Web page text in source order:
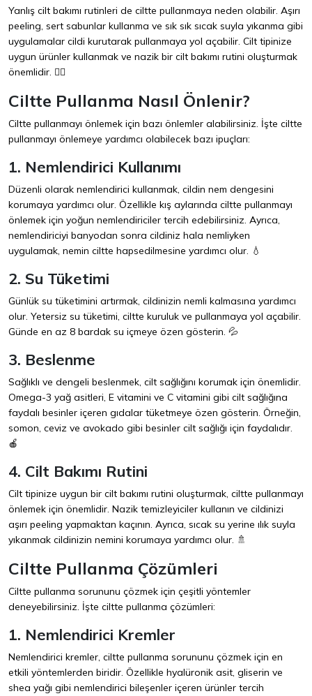
Yanlış cilt bakımı rutinleri de ciltte pullanmaya neden olabilir. Aşırı
peeling, sert sabunlar kullanma ve sık sık sıcak suyla yıkanma gibi
uygulamalar cildi kurutarak pullanmaya yol açabilir. Cilt tipinize
uygun ürünler kullanmak ve nazik bir cilt bakımı rutini oluşturmak
önemlidir. 🧖‍♀️
Ciltte Pullanma Nasıl Önlenir?
Ciltte pullanmayı önlemek için bazı önlemler alabilirsiniz. İşte ciltte
pullanmayı önlemeye yardımcı olabilecek bazı ipuçları:
1. Nemlendirici Kullanımı
Düzenli olarak nemlendirici kullanmak, cildin nem dengesini
korumaya yardımcı olur. Özellikle kış aylarında ciltte pullanmayı
önlemek için yoğun nemlendiriciler tercih edebilirsiniz. Ayrıca,
nemlendiriciyi banyodan sonra cildiniz hala nemliyken
uygulamak, nemin ciltte hapsedilmesine yardımcı olur. 💧
2. Su Tüketimi
Günlük su tüketimini artırmak, cildinizin nemli kalmasına yardımcı
olur. Yetersiz su tüketimi, ciltte kuruluk ve pullanmaya yol açabilir.
Günde en az 8 bardak su içmeye özen gösterin. 💦
3. Beslenme
Sağlıklı ve dengeli beslenmek, cilt sağlığını korumak için önemlidir.
Omega-3 yağ asitleri, E vitamini ve C vitamini gibi cilt sağlığına
faydalı besinler içeren gıdalar tüketmeye özen gösterin. Örneğin,
somon, ceviz ve avokado gibi besinler cilt sağlığı için faydalıdır.
🍎
4. Cilt Bakımı Rutini
Cilt tipinize uygun bir cilt bakımı rutini oluşturmak, ciltte pullanmayı
önlemek için önemlidir. Nazik temizleyiciler kullanın ve cildinizi
aşırı peeling yapmaktan kaçının. Ayrıca, sıcak su yerine ılık suyla
yıkanmak cildinizin nemini korumaya yardımcı olur. 🚿
Ciltte Pullanma Çözümleri
Ciltte pullanma sorununu çözmek için çeşitli yöntemler
deneyebilirsiniz. İşte ciltte pullanma çözümleri:
1. Nemlendirici Kremler
Nemlendirici kremler, ciltte pullanma sorununu çözmek için en
etkili yöntemlerden biridir. Özellikle hyalüronik asit, gliserin ve
shea yağı gibi nemlendirici bileşenler içeren ürünler tercih